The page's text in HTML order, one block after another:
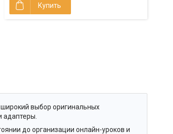
Купить
выбор оригинальных
адаптеры.
до организации онлайн-уроков и